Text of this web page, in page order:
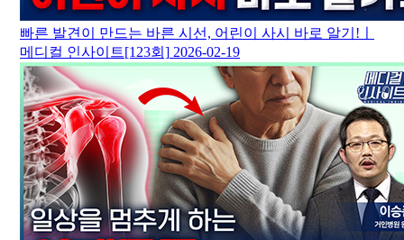
빠른 발견이 만드는 바른 시선, 어린이 사시 바로 알기!ㅣ
메디컬 인사이트[123회] 2026-02-19